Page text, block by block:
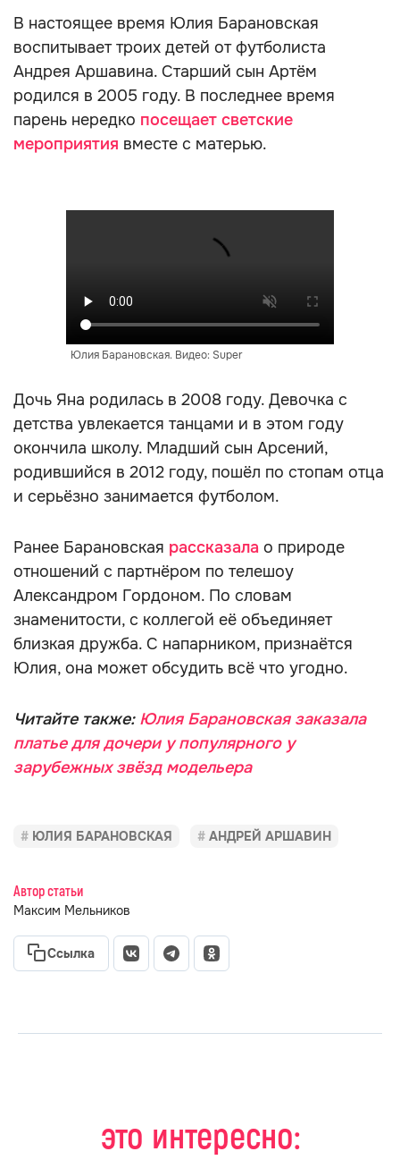
В настоящее время Юлия Барановская
воспитывает троих детей от футболиста
Андрея Аршавина. Старший сын Артём
родился в 2005 году. В последнее время
парень нередко посещает светские
мероприятия вместе с матерью.
Юлия Барановская. Видео: Super
Дочь Яна родилась в 2008 году. Девочка с
детства увлекается танцами и в этом году
окончила школу. Младший сын Арсений,
родившийся в 2012 году, пошёл по стопам отца
и серьёзно занимается футболом.
Ранее Барановская рассказала о природе
отношений с партнёром по телешоу
Александром Гордоном. По словам
знаменитости, с коллегой её объединяет
близкая дружба. С напарником, признаётся
Юлия, она может обсудить всё что угодно.
Читайте также: Юлия Барановская заказала
платье для дочери у популярного у
зарубежных звёзд модельера
ЮЛИЯ БАРАНОВСКАЯ АНДРЕЙ АРШАВИН
Автор статьи
Максим Мельников
Ссылка
это интересно: